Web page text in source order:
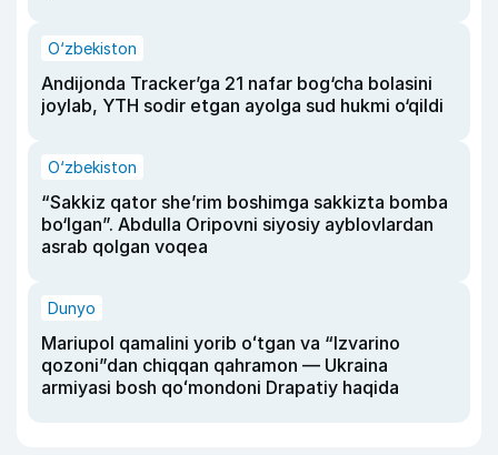
O‘zbekiston
Andijonda Tracker’ga 21 nafar bog‘cha bolasini
joylab, YTH sodir etgan ayolga sud hukmi o‘qildi
O‘zbekiston
“Sakkiz qator she’rim boshimga sakkizta bomba
bo‘lgan”. Abdulla Oripovni siyosiy ayblovlardan
asrab qolgan voqea
Dunyo
Mariupol qamalini yorib oʻtgan va “Izvarino
qozoni”dan chiqqan qahramon — Ukraina
armiyasi bosh qoʻmondoni Drapatiy haqida